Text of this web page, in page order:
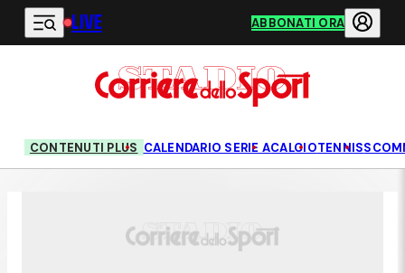
Vai al contenuto principale
LIVE ABBONATI ORA
CONTENUTI PLUS CALENDARIO SERIE ACALCIOTENNIS